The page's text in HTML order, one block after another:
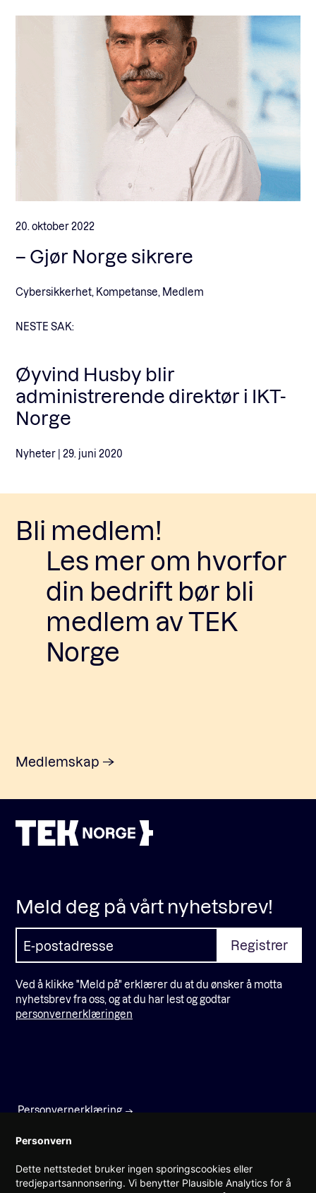
20. oktober 2022
– Gjør Norge sikrere
Cybersikkerhet, Kompetanse, Medlem
NESTE SAK:
Øyvind Husby blir
administrerende direktør i IKT-
Norge
Nyheter | 29. juni 2020
Bli medlem!
Les mer om hvorfor
din bedrift bør bli
medlem av TEK
Norge
Medlemskap
Prinsens gate 22
Meld deg på vårt nyhetsbrev!
Ved å klikke "Meld på" erklærer du at du ønsker å motta
nyhetsbrev fra oss, og at du har lest og godtar
personvernerklæringen
Personvernerklæring
Personvern
Dette nettstedet bruker ingen sporingscookies eller
tredjepartsannonsering. Vi benytter Plausible Analytics for å